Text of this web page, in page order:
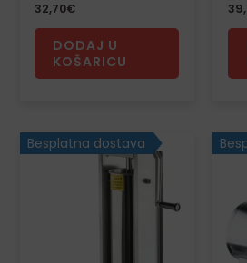
32,70€
DODAJ U
KOŠARICU
Besplatna dostava